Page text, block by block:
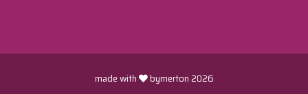
made with bymerton 2026